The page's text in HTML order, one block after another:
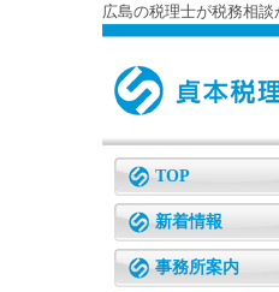
広島の税理士が税務相
TOP
新着情報
事務所案内